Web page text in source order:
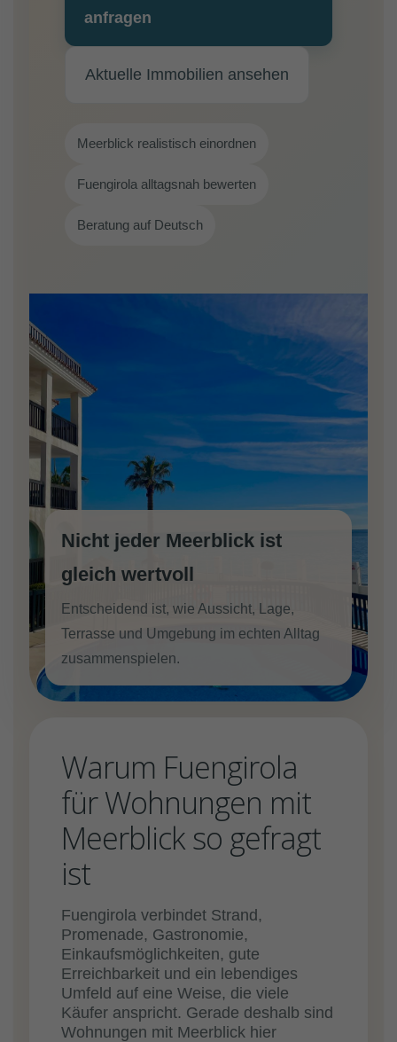
anfragen
Aktuelle Immobilien ansehen
Meerblick realistisch einordnen
Fuengirola alltagsnah bewerten
Beratung auf Deutsch
Nicht jeder Meerblick ist
gleich wertvoll
Entscheidend ist, wie Aussicht, Lage,
Terrasse und Umgebung im echten Alltag
zusammenspielen.
Warum Fuengirola
für Wohnungen mit
Meerblick so gefragt
ist
Fuengirola verbindet Strand,
Promenade, Gastronomie,
Einkaufsmöglichkeiten, gute
Erreichbarkeit und ein lebendiges
Umfeld auf eine Weise, die viele
Käufer anspricht. Gerade deshalb sind
Wohnungen mit Meerblick hier